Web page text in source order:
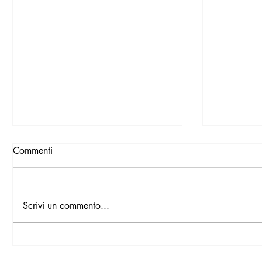
Commenti
Scrivi un commento...